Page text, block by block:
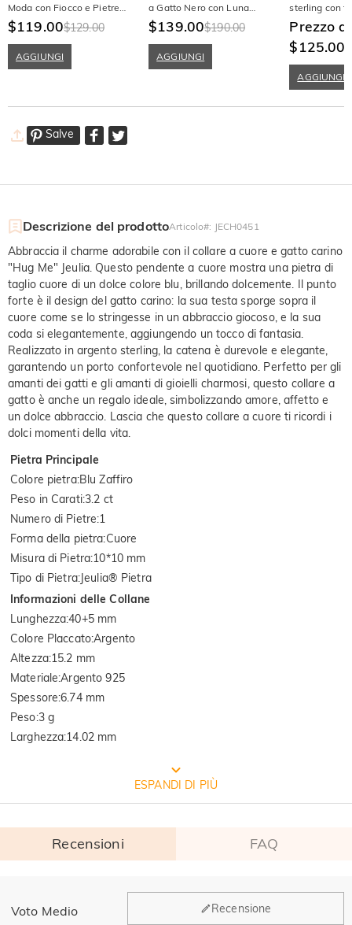
Moda con Fiocco e Pietre
Rosa
$119.00$129.00
AGGIUNGI
a Gatto Nero con Luna
Stella e Pietra di Nascita
$139.00$190.00
AGGIUNGI
sterling con
con design
Prezzo
$125.00
AGGIUNGI
Salve
Descrizione del prodottoArticolo#: JECH0451
Abbraccia il charme adorabile con il collare a cuore e gatto carino
"Hug Me" Jeulia. Questo pendente a cuore mostra una pietra di
taglio cuore di un dolce colore blu, brillando dolcemente. Il punto
forte è il design del gatto carino: la sua testa sporge sopra il
cuore come se lo stringesse in un abbraccio giocoso, e la sua
coda si elegantemente, aggiungendo un tocco di fantasia.
Realizzato in argento sterling, la catena è durevole e elegante,
garantendo un porto confortevole nel quotidiano. Perfetto per gli
amanti dei gatti e gli amanti di gioielli charmosi, questo collare a
gatto è anche un regalo ideale, simbolizzando amore, affetto e
un dolce abbraccio. Lascia che questo collare a cuore ti ricordi i
dolci momenti della vita.
Pietra Principale
Colore pietra:Blu Zaffiro
Peso in Carati:3.2 ct
Numero di Pietre:1
Forma della pietra:Cuore
Misura di Pietra:10*10 mm
Tipo di Pietra:Jeulia® Pietra
Informazioni delle Collane
Lunghezza:40+5 mm
Colore Placcato:Argento
Altezza:15.2 mm
Materiale:Argento 925
Spessore:6.74 mm
Peso:3 g
Larghezza:14.02 mm
Qualità verificata dall'istituto
SGS: È la più grande e antica multinazionale al mondo per il controllo
della qualità dei prodotti e l'identificazione tecnica.
nichel: Pass
ESPANDI DI PIÙ
Recensioni FAQ
Voto Medio Recensione
Generale